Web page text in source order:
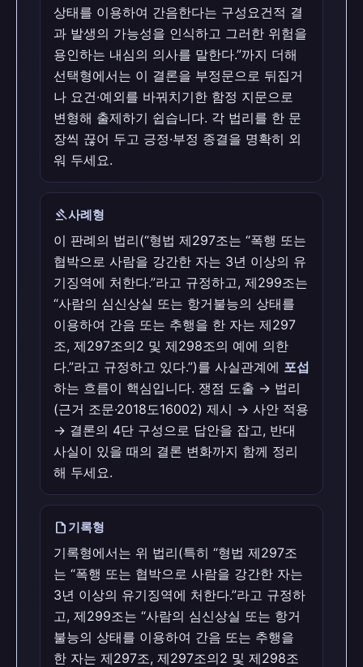
상태를 이용하여 간음한다는 구성요건적 결
과 발생의 가능성을 인식하고 그러한 위험을
용인하는 내심의 의사를 말한다.”까지 더해
선택형에서는 이 결론을 부정문으로 뒤집거
나 요건·예외를 바꿔치기한 함정 지문으로
변형해 출제하기 쉽습니다. 각 법리를 한 문
장씩 끊어 두고 긍정·부정 종결을 명확히 외
워 두세요.
gavel사례형
이 판례의 법리(“형법 제297조는 “폭행 또는
협박으로 사람을 강간한 자는 3년 이상의 유
기징역에 처한다.”라고 규정하고, 제299조는
“사람의 심신상실 또는 항거불능의 상태를
이용하여 간음 또는 추행을 한 자는 제297
조, 제297조의2 및 제298조의 예에 의한
다.”라고 규정하고 있다.”)를 사실관계에 포섭
하는 흐름이 핵심입니다. 쟁점 도출 → 법리
(근거 조문·2018도16002) 제시 → 사안 적용
→ 결론의 4단 구성으로 답안을 잡고, 반대
사실이 있을 때의 결론 변화까지 함께 정리
해 두세요.
draft 기록형
기록형에서는 위 법리(특히 “형법 제297조
는 “폭행 또는 협박으로 사람을 강간한 자는
3년 이상의 유기징역에 처한다.”라고 규정하
고, 제299조는 “사람의 심신상실 또는 항거
불능의 상태를 이용하여 간음 또는 추행을
한 자는 제297조, 제297조의2 및 제298조